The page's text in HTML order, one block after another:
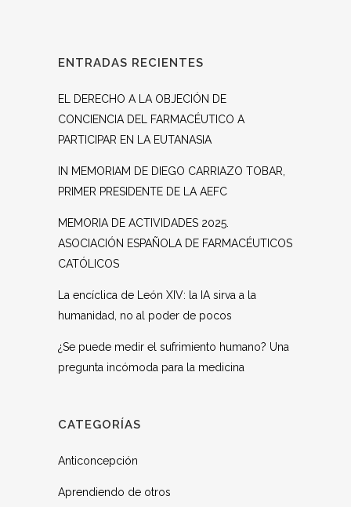
ENTRADAS RECIENTES
EL DERECHO A LA OBJECIÓN DE
CONCIENCIA DEL FARMACÉUTICO A
PARTICIPAR EN LA EUTANASIA
IN MEMORIAM DE DIEGO CARRIAZO TOBAR,
PRIMER PRESIDENTE DE LA AEFC
MEMORIA DE ACTIVIDADES 2025.
ASOCIACIÓN ESPAÑOLA DE FARMACÉUTICOS
CATÓLICOS
La encíclica de León XIV: la IA sirva a la
humanidad, no al poder de pocos
¿Se puede medir el sufrimiento humano? Una
pregunta incómoda para la medicina
CATEGORÍAS
Anticoncepción
Aprendiendo de otros